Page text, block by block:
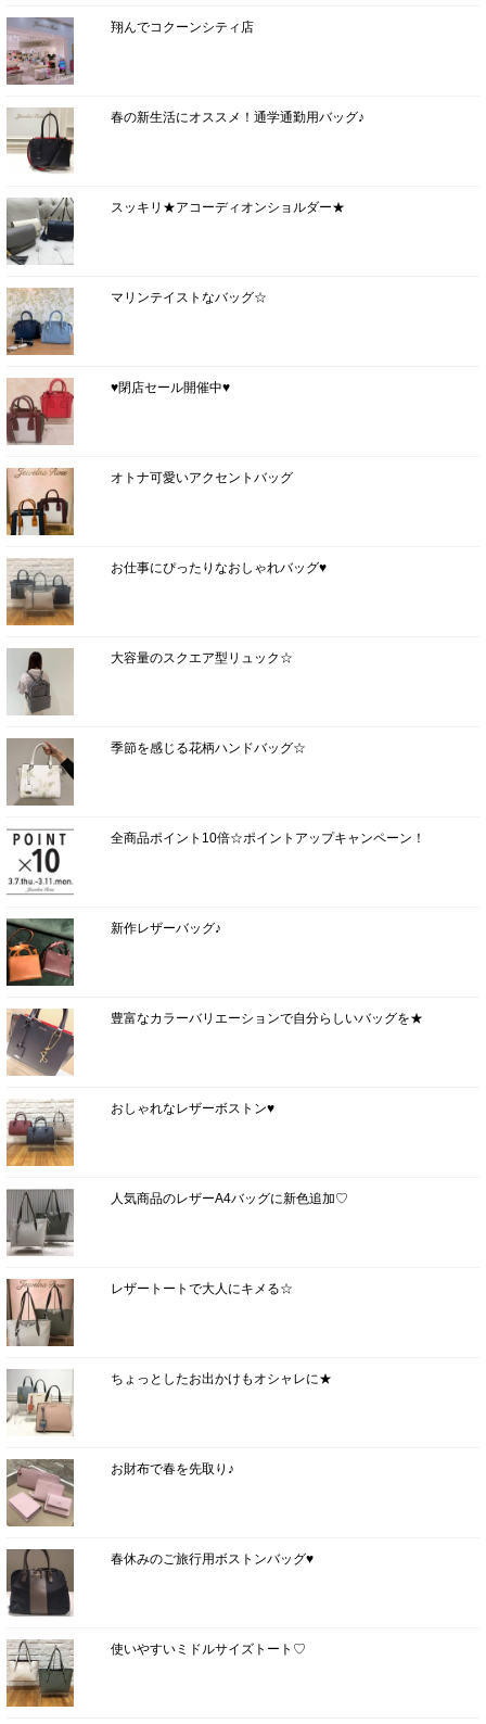
翔んでコクーンシティ店
春の新生活にオススメ！通学通勤用バッグ♪
スッキリ★アコーディオンショルダー★
マリンテイストなバッグ☆
♥閉店セール開催中♥
オトナ可愛いアクセントバッグ
お仕事にぴったりなおしゃれバッグ♥
大容量のスクエア型リュック☆
季節を感じる花柄ハンドバッグ☆
全商品ポイント10倍☆ポイントアップキャンペーン！
新作レザーバッグ♪
豊富なカラーバリエーションで自分らしいバッグを★
おしゃれなレザーボストン♥
人気商品のレザーA4バッグに新色追加♡
レザートートで大人にキメる☆
ちょっとしたお出かけもオシャレに★
お財布で春を先取り♪
春休みのご旅行用ボストンバッグ♥
使いやすいミドルサイズトート♡